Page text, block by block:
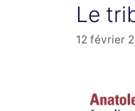
Le
12 février